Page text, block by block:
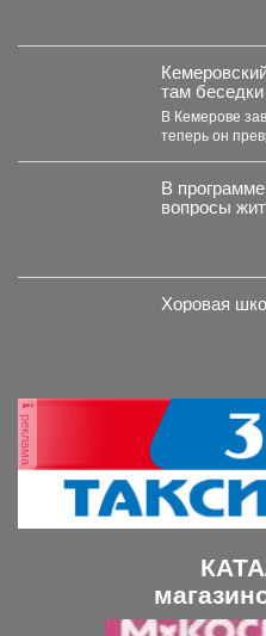
там
В Кемерове
теперь он
В
вопросы
Хоровая
реклама